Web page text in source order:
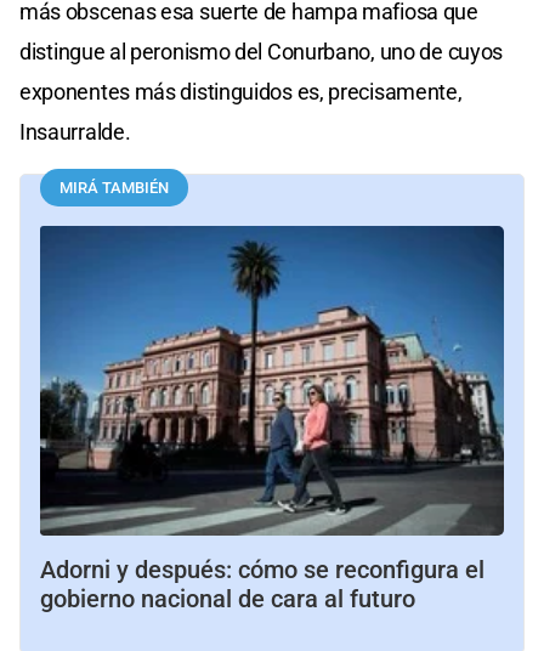
más obscenas esa suerte de hampa mafiosa que
distingue al peronismo del Conurbano, uno de cuyos
exponentes más distinguidos es, precisamente,
Insaurralde.
MIRÁ TAMBIÉN
Adorni y después: cómo se reconfigura el
gobierno nacional de cara al futuro